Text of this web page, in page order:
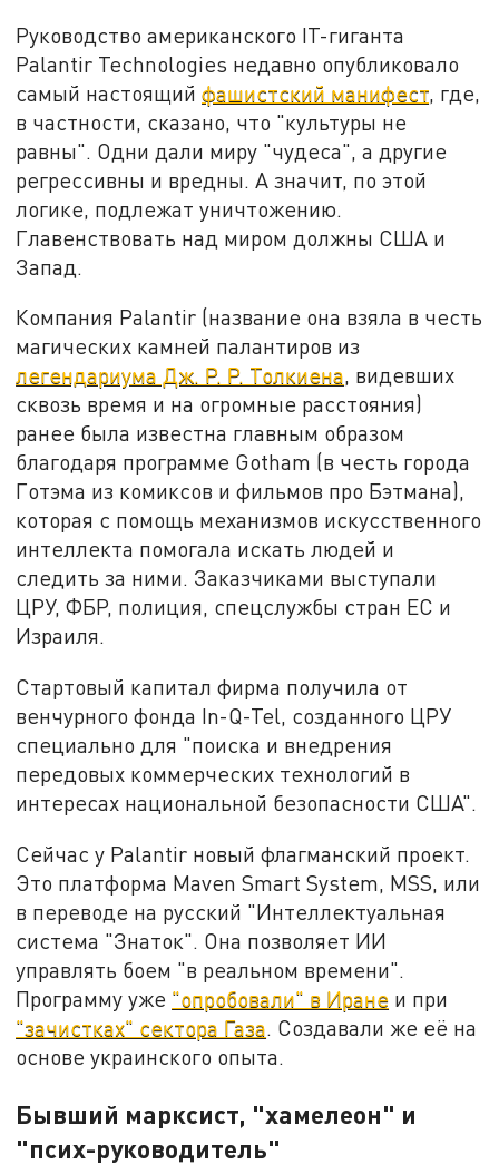
Руководство американского IT-гиганта
Palantir Technologies недавно опубликовало
самый настоящийфашистский манифест, где,
в частности, сказано, что "культуры не
равны". Одни дали миру "чудеса", а другие
регрессивны и вредны. А значит, по этой
логике, подлежат уничтожению.
Главенствовать над миром должны США и
Запад.
Компания Palantir (название она взяла в честь
магических камней палантиров из
легендариума Дж. Р. Р. Толкиена, видевших
сквозь время и на огромные расстояния)
ранее была известна главным образом
благодаря программе Gotham (в честь города
Готэма из комиксов и фильмов про Бэтмана),
которая с помощь механизмов искусственного
интеллекта помогала искать людей и
следить за ними. Заказчиками выступали
ЦРУ, ФБР, полиция, спецслужбы стран ЕС и
Израиля.
Стартовый капитал фирма получила от
венчурного фонда In-Q-Tel, созданного ЦРУ
специально для "поиска и внедрения
передовых коммерческих технологий в
интересах национальной безопасности США".
Сейчас у Palantir новый флагманский проект.
Это платформа Maven Smart System, MSS, или
в переводе на русский "Интеллектуальная
система "Знаток". Она позволяет ИИ
управлять боем "в реальном времени".
Программу уже "опробовали" в Иране и при
"зачистках" сектора Газа. Создавали же её на
основе украинского опыта.
Бывший марксист, "хамелеон" и
"псих-руководитель"